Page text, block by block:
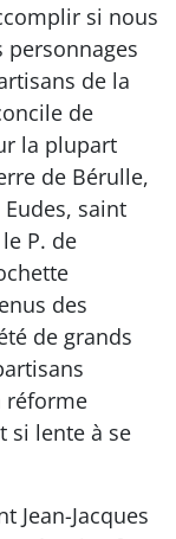
si nous
personnages
de la
de
la plupart
de Bérulle,
saint
P. de
des
de grands
réforme
si lente à se
Jean-Jacques